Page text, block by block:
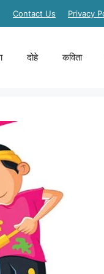
Contact Us Privacy
दोहे कविता